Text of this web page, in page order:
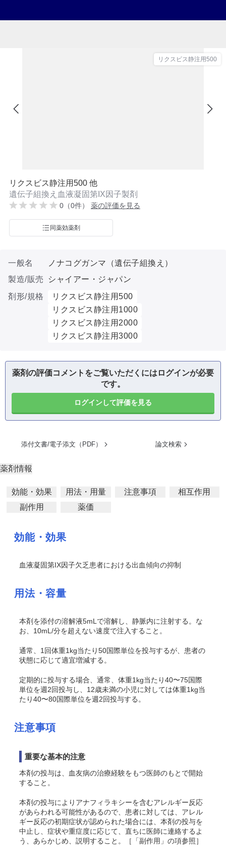
リクスビス静注用500
リクスビス静注用500 他
遺伝子組換え血液凝固第IX因子製剤
0（0件） 薬の評価を見る
同薬効薬剤
一般名
ノナコグガンマ（遺伝子組換え）
製造/販売
シャイアー・ジャパン
剤形/規格
リクスビス静注用500
リクスビス静注用1000
リクスビス静注用2000
リクスビス静注用3000
薬剤の評価コメントをご覧いただくにはログインが必要
です。
ログインして評価を見る
添付文書/電子添文（PDF） 論文検索
薬剤情報
効能・効果 用法・用量 注意事項
相互作用
副作用
薬価
効能・効果
血液凝固第IX因子欠乏患者における出血傾向の抑制
用法・容量
本剤を添付の溶解液5mLで溶解し、静脈内に注射する。な
お、10mL/分を超えない速度で注入すること。
通常、1回体重1kg当たり50国際単位を投与するが、患者の
状態に応じて適宜増減する。
定期的に投与する場合、通常、体重1kg当たり40〜75国際
単位を週2回投与し、12歳未満の小児に対しては体重1kg当
たり40〜80国際単位を週2回投与する。
注意事項
重要な基本的注意
本剤の投与は、血友病の治療経験をもつ医師のもとで開始
すること。
本剤の投与によりアナフィラキシーを含むアレルギー反応
があらわれる可能性があるので、患者に対しては、アレル
ギー反応の初期症状が認められた場合には、本剤の投与を
中止し、症状や重症度に応じて、直ちに医師に連絡するよ
う、あらかじめ、説明すること。［「副作用」の項参照］